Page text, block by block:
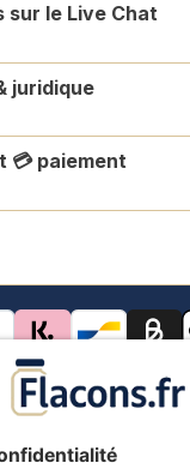
sur le Live Chat
juridique
💳 paiement
TVA